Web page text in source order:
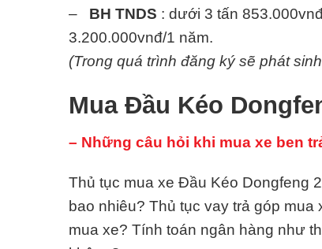
– BH TNDS : dưới 3 tấn
3.200.000vnđ/1 năm.
(Trong quá trình đăng ký sẽ phát
Mua Đầu Kéo
– Những câu hỏi khi mua xe ben
Thủ tục mua xe Đầu Kéo Dongfeng
bao nhiêu? Thủ tục vay trả góp
mua xe? Tính toán ngân hàng như